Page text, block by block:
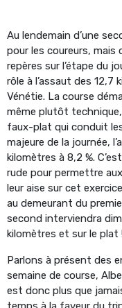
Au lendemain d’une
pour les coureurs, mais
repères sur l’étape du
rôle à l’assaut des 12,7
Vénétie. La course
même plutôt technique,
faux-plat qui conduit
majeure de la journée,
kilomètres à 8,2 %.
rude pour permettre
leur aise sur cet
au demeurant du
second interviendra
kilomètres et sur le plat
Parlons à présent des
semaine de course,
est donc plus que